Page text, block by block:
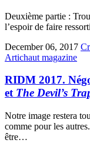
Deuxième partie :
l’espoir de faire
December 06, 2017
Artichaut magazine
RIDM 2017.
et The Devil’s
Notre image restera
comme pour les
être…